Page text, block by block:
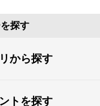
探す
から探す
トを探す